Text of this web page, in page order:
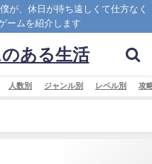
が、休日が待ち遠しくて仕方なく
ームを紹介します
ある生活
人数別 ジャンル別 レベル別 攻